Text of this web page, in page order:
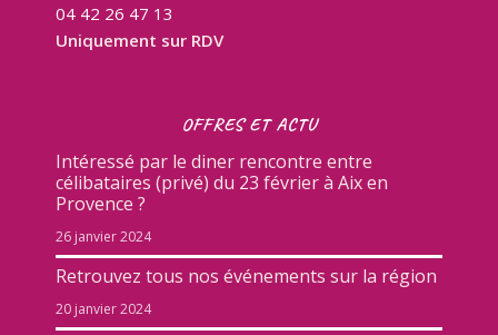
04 42 26 47 13
Uniquement sur RDV
OFFRES ET ACTU
Intéressé par le diner rencontre entre
célibataires (privé) du 23 février à Aix en
Provence ?
26 janvier 2024
Retrouvez tous nos événements sur la région
20 janvier 2024